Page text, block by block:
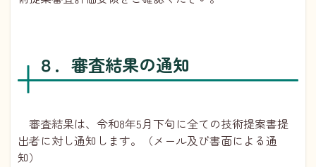
８．審査結果の通知
審査結果は、令和8年5月下旬に全ての技術提案書提
出者に対し通知します。（メール及び書面による通
知）